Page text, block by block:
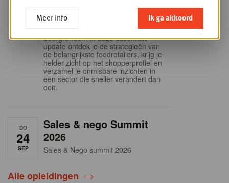
Into Retail - Sold out
Mis deze unieke kans niet om het
Belgische retaillandschap volledig te
doorgronden. In deze essentiële
update ontdek je de strategieën van
de belangrijkste foodretailers, krijg je
helder zicht op het shopperprofiel en
verzamel je onmisbare inzichten in
een sector die sneller verandert dan
ooit.
DO
24
SEP
Sales & nego Summit
2026
Sales & Nego summit 2026
Alle opleidingen
Meer info Ik ga akkoord